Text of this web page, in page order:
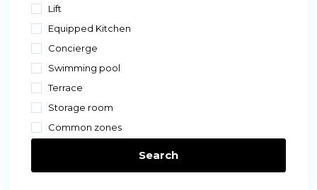
Lift
Equipped Kitchen
Concierge
Swimming pool
Terrace
Storage room
Common zones
Search